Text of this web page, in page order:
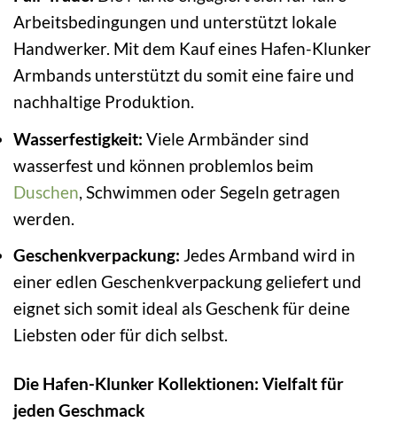
Arbeitsbedingungen und unterstützt lokale
Handwerker. Mit dem Kauf eines Hafen-Klunker
Armbands unterstützt du somit eine faire und
nachhaltige Produktion.
Wasserfestigkeit: Viele Armbänder sind
wasserfest und können problemlos beim
Duschen, Schwimmen oder Segeln getragen
werden.
Geschenkverpackung: Jedes Armband wird in
einer edlen Geschenkverpackung geliefert und
eignet sich somit ideal als Geschenk für deine
Liebsten oder für dich selbst.
Die Hafen-Klunker Kollektionen: Vielfalt für
jeden Geschmack